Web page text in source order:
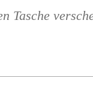
Tasche